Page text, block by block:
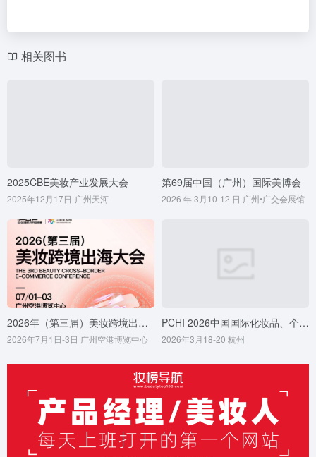
相关图书
2025CBE美妆产业发展大会
2025年12月17日-广州天河
第69届中国（广州）国际美博会
2026 年 3月10-12 日 广州•广交会展馆
2026年（第三届）美妆跨境出海大会
2026年7月1日-3日 广州空港博览中心
PCHI 2026中国国际化妆品、个人及家庭护理用品原料展览会
2026年3月18-20 杭州